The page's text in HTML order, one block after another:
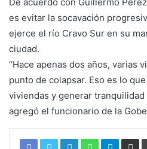
es evitar la socavación
ejerce el río Cravo Sur en su
ciudad.
“Hace apenas dos años, varias
punto de colapsar. Eso es lo
viviendas y generar tranquilidad
agregó el funcionario de la